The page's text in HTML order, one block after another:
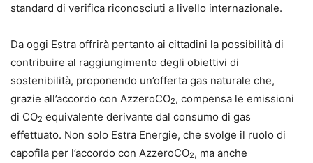
standard di verifica riconosciuti a livello internazionale.
Da oggi Estra offrirà pertanto ai cittadini la possibilità di
contribuire al raggiungimento degli obiettivi di
sostenibilità, proponendo un’offerta gas naturale che,
grazie all’accordo con AzzeroCO2, compensa le emissioni
di CO2 equivalente derivante dal consumo di gas
effettuato. Non solo Estra Energie, che svolge il ruolo di
capofila per l’accordo con AzzeroCO2, ma anche